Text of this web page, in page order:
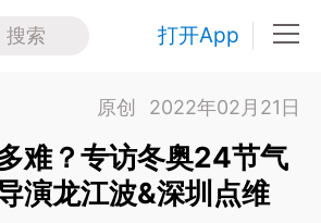
搜索 打开App
原创 2022年02月21日
难？专访冬奥24节气
演龙江波&深圳点维